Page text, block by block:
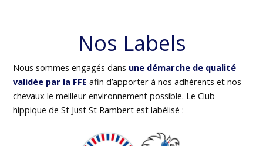
Nos Labels
Nous sommes engagés dans une démarche de qualité
validée par la FFE afin d’apporter à nos adhérents et nos
chevaux le meilleur environnement possible. Le Club
hippique de St Just St Rambert est labélisé :